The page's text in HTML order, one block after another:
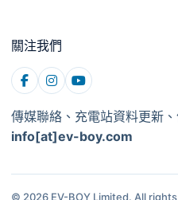
關注我們
傳媒聯絡、充電站資料更新
info[at]ev-boy.com
© 2026 EV-BOY Limited. All